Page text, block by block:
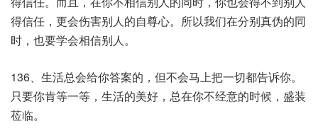
得信任，更会伤害别人的自尊心。所以我们在分别真伪的同
时，也要学会相信别人。
136、生活总会给你答案的，但不会马上把一切都告诉你。
只要你肯等一等，生活的美好，总在你不经意的时候，盛装
莅临。